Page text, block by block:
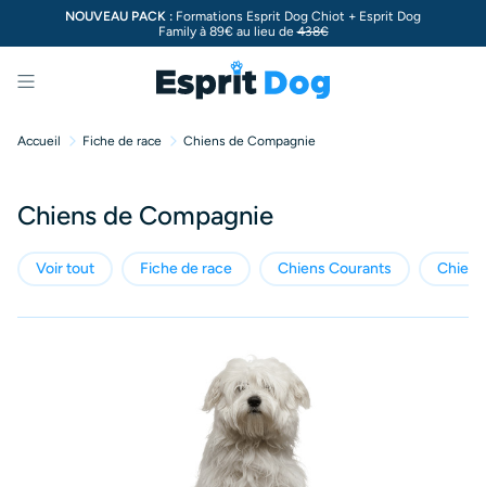
NOUVEAU PACK : Formations Esprit Dog Chiot + Esprit Dog
Family à 89€ au lieu de438€
Menu
Accueil Fiche de race Chiens de Compagnie
Chiens de Compagnie
Voir tout Fiche de race Chiens Courants